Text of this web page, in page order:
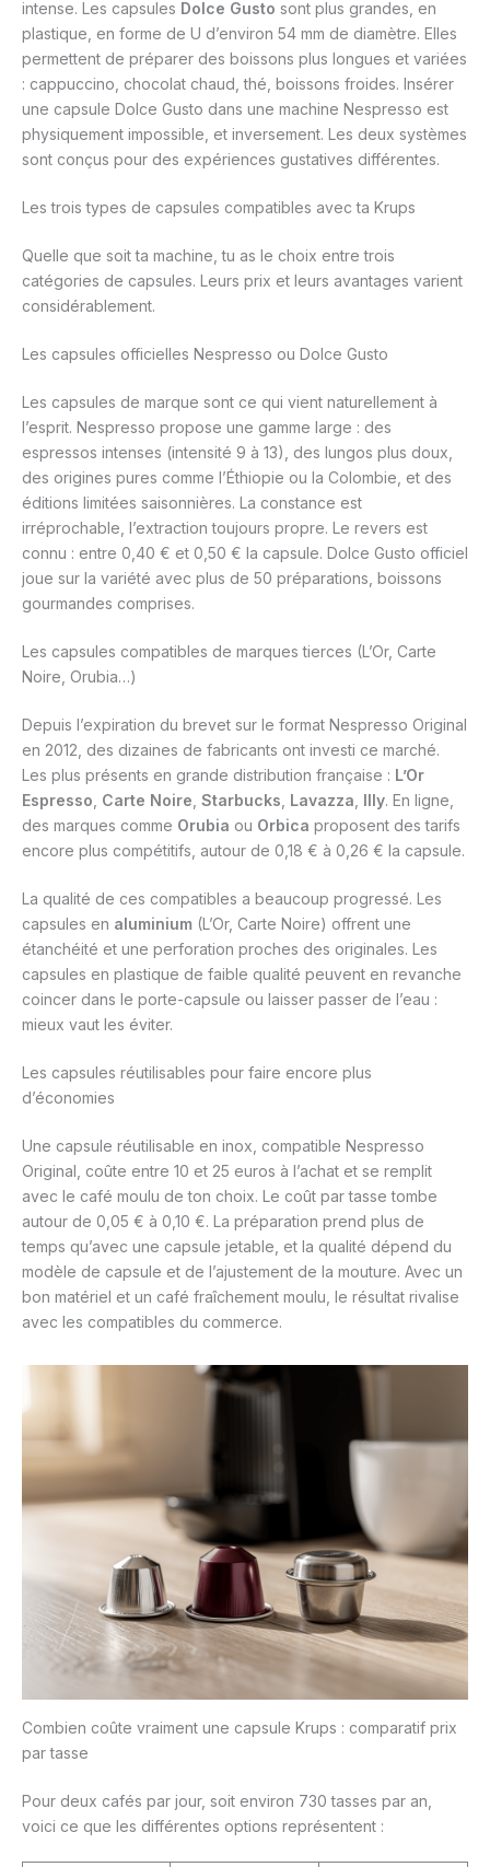
intense. Les capsules Dolce Gusto sont plus grandes, en
plastique, en forme de U d’environ 54 mm de diamètre. Elles
permettent de préparer des boissons plus longues et variées
: cappuccino, chocolat chaud, thé, boissons froides. Insérer
une capsule Dolce Gusto dans une machine Nespresso est
physiquement impossible, et inversement. Les deux systèmes
sont conçus pour des expériences gustatives différentes.
Les trois types de capsules compatibles avec ta Krups
Quelle que soit ta machine, tu as le choix entre trois
catégories de capsules. Leurs prix et leurs avantages varient
considérablement.
Les capsules officielles Nespresso ou Dolce Gusto
Les capsules de marque sont ce qui vient naturellement à
l’esprit. Nespresso propose une gamme large : des
espressos intenses (intensité 9 à 13), des lungos plus doux,
des origines pures comme l’Éthiopie ou la Colombie, et des
éditions limitées saisonnières. La constance est
irréprochable, l’extraction toujours propre. Le revers est
connu : entre 0,40 € et 0,50 € la capsule. Dolce Gusto officiel
joue sur la variété avec plus de 50 préparations, boissons
gourmandes comprises.
Les capsules compatibles de marques tierces (L’Or, Carte
Noire, Orubia…)
Depuis l’expiration du brevet sur le format Nespresso Original
en 2012, des dizaines de fabricants ont investi ce marché.
Les plus présents en grande distribution française : L’Or
Espresso Carte Noire Starbucks Lavazza Illy. En ligne,
des marques comme Orubia ou Orbica proposent des tarifs
encore plus compétitifs, autour de 0,18 € à 0,26 € la capsule.
La qualité de ces compatibles a beaucoup progressé. Les
capsules en aluminium (L’Or, Carte Noire) offrent une
étanchéité et une perforation proches des originales. Les
capsules en plastique de faible qualité peuvent en revanche
coincer dans le porte-capsule ou laisser passer de l’eau :
mieux vaut les éviter.
Les capsules réutilisables pour faire encore plus
d’économies
Une capsule réutilisable en inox, compatible Nespresso
Original, coûte entre 10 et 25 euros à l’achat et se remplit
avec le café moulu de ton choix. Le coût par tasse tombe
autour de 0,05 € à 0,10 €. La préparation prend plus de
temps qu’avec une capsule jetable, et la qualité dépend du
modèle de capsule et de l’ajustement de la mouture. Avec un
bon matériel et un café fraîchement moulu, le résultat rivalise
avec les compatibles du commerce.
Combien coûte vraiment une capsule Krups : comparatif prix
par tasse
Pour deux cafés par jour, soit environ 730 tasses par an,
voici ce que les différentes options représentent :